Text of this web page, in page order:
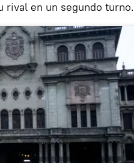
rival en un segundo turno.